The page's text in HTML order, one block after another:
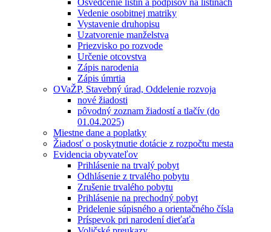
Osvedčenie listín a podpisov na listinách
Vedenie osobitnej matriky
Vystavenie druhopisu
Uzatvorenie manželstva
Priezvisko po rozvode
Určenie otcovstva
Zápis narodenia
Zápis úmrtia
OVaŽP, Stavebný úrad, Oddelenie rozvoja
nové žiadosti
pôvodný zoznam žiadostí a tlačív (do
01.04.2025)
Miestne dane a poplatky
Žiadosť o poskytnutie dotácie z rozpočtu mesta
Evidencia obyvateľov
Prihlásenie na trvalý pobyt
Odhlásenie z trvalého pobytu
Zrušenie trvalého pobytu
Prihlásenie na prechodný pobyt
Pridelenie súpisného a orientačného čísla
Príspevok pri narodení dieťaťa